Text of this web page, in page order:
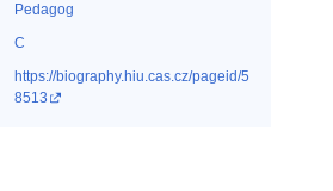
Pedagog‎
C
https://biography.hiu.cas.cz/pageid/5
8513